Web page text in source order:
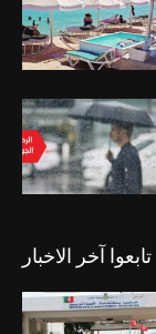
تابعوا آخر الاخبار